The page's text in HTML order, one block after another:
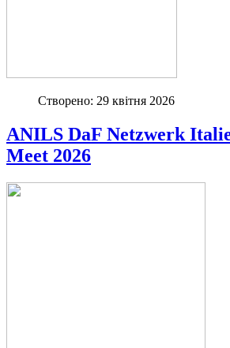
Створено: 29 квітня 2026
ANILS DaF Netzwerk
Meet 2026